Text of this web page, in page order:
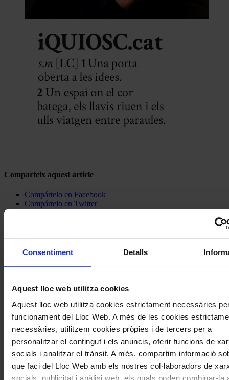
Consentiment Detalls
Aquest lloc web utilitza cookies
Aquest lloc web utilitza cookies estrictament necessàries
funcionament del Lloc Web. A més de les cookies
necessàries, utilitzem cookies pròpies i de tercers per a
personalitzar el contingut i els anuncis, oferir funcions de
socials i analitzar el trànsit. A més, compartim informació
que faci del Lloc Web amb els nostres col·laboradors de
socials, publicitat i anàlisi web, els quals poden combinar-la
Comparteix aquest article
Compártelo en Facebook
Compártelo en Twitter
Navegar
les
articles
Actualitat
També et pot interessar
Concerts